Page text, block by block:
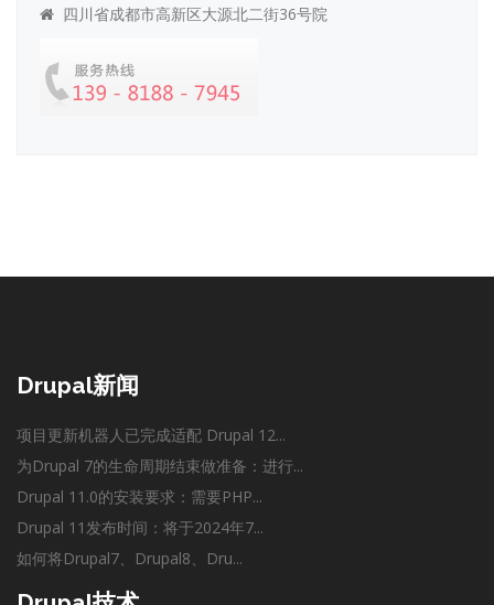
四川省成都市高新区大源北二街36号院
Drupal新闻
项目更新机器人已完成适配 Drupal 12...
为Drupal 7的生命周期结束做准备：进行...
Drupal 11.0的安装要求：需要PHP...
Drupal 11发布时间：将于2024年7...
如何将Drupal7、Drupal8、Dru...